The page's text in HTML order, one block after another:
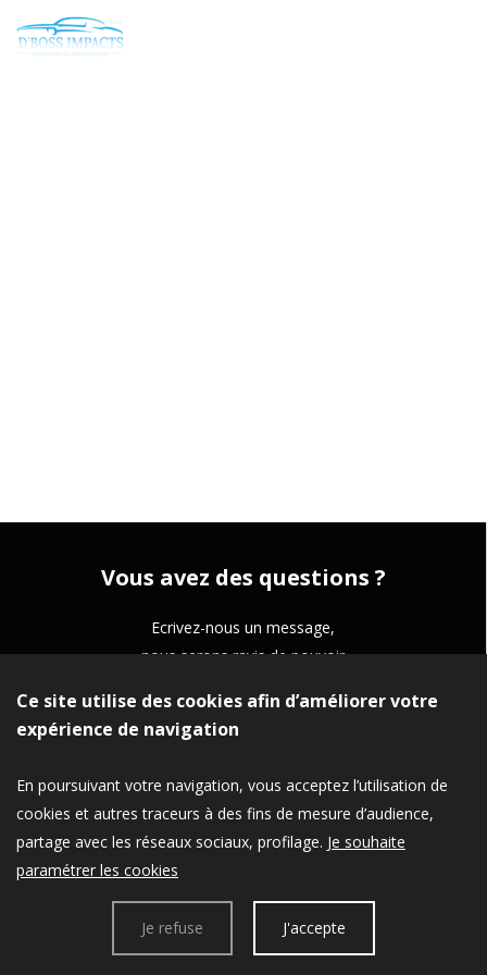
Vous avez des questions ?
Ecrivez-nous un message,
nous serons ravis de pouvoir
Données personnelles
Ce site utilise des cookies afin d’améliorer votre
expérience de navigation
En poursuivant votre navigation, vous acceptez l’utilisation de
cookies et autres traceurs à des fins de mesure d’audience,
partage avec les réseaux sociaux, profilage. Je souhaite
paramétrer les cookies
Je refuse J'accepte